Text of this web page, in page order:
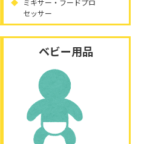
ミキサー・フードプロ
セッサー
ベビー用品